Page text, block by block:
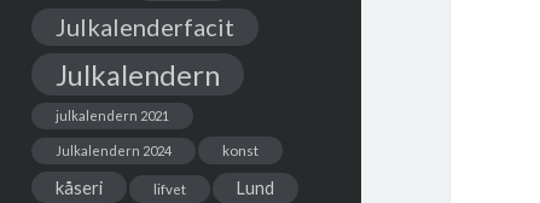
Julkalenderfacit
Julkalendern
julkalendern 2021
Julkalendern 2024 konst
kåseri lifvet Lund